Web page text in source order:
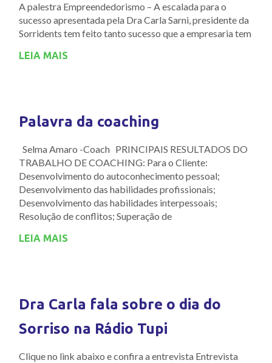
A palestra Empreendedorismo – A escalada para o
sucesso apresentada pela Dra Carla Sarni, presidente da
Sorridents tem feito tanto sucesso que a empresaria tem
LEIA MAIS
Palavra da coaching
Selma Amaro -Coach PRINCIPAIS RESULTADOS DO
TRABALHO DE COACHING: Para o Cliente:
Desenvolvimento do autoconhecimento pessoal;
Desenvolvimento das habilidades profissionais;
Desenvolvimento das habilidades interpessoais;
Resolução de conflitos; Superação de
LEIA MAIS
Dra Carla fala sobre o dia do
Sorriso na Rádio Tupi
Clique no link abaixo e confira a entrevista Entrevista